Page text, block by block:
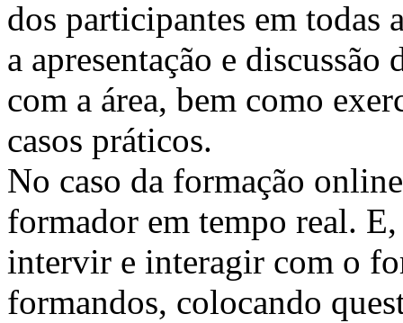
dos participantes em todas
a apresentação e
com a área, bem como
casos práticos.
No caso da formação
formador em tempo real.
intervir e interagir com o
formandos, colocando